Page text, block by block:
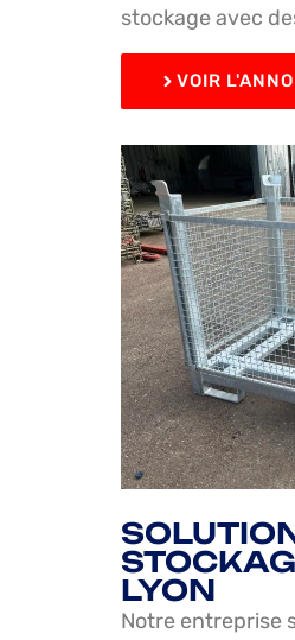
stockage avec
VOIR
LYON
Notre entreprise